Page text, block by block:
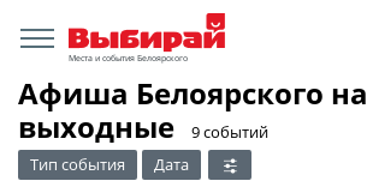
Места и события Белоярского
Афиша Белоярского на
выходные
​9 событий
Тип события
Дата